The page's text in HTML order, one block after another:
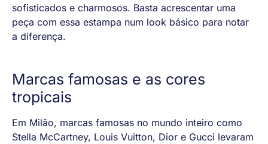
sofisticados e charmosos. Basta acrescentar uma
peça com essa estampa num look básico para notar
a diferença.
Marcas famosas e as cores
tropicais
Em Milão, marcas famosas no mundo inteiro como
Stella McCartney, Louis Vuitton, Dior e Gucci levaram